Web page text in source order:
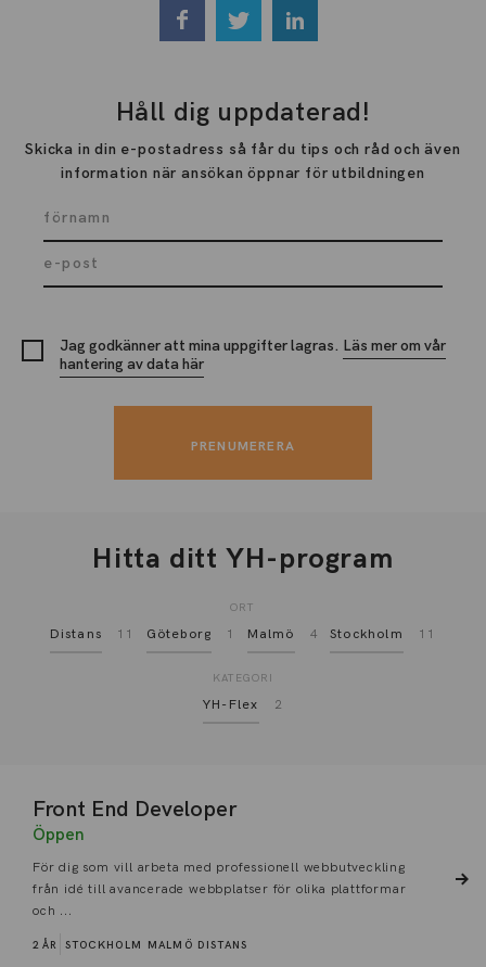
Håll dig uppdaterad!
Skicka in din e-postadress så får du tips och råd och även
information när ansökan öppnar för utbildningen
Jag godkänner att mina uppgifter lagras. Läs mer om vår
hantering av data här
Hitta ditt YH-program
ORT
Distans 11 Göteborg 1 Malmö 4 Stockholm 11
KATEGORI
YH-Flex 2
Front End Developer
Öppen
För dig som vill arbeta med professionell webbutveckling
från idé till avancerade webbplatser för olika plattformar
och ...
2 ÅR STOCKHOLM MALMÖ DISTANS